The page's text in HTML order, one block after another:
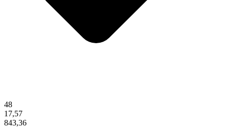
48
17,57
843,36